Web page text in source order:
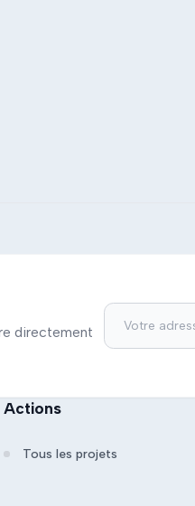
directement
Actions
Tous les projets